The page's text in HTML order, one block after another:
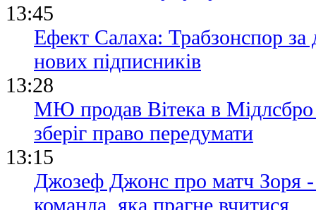
13:45
Ефект Салаха: Трабзонспор за
нових підписників
13:28
МЮ продав Вітека в Мідлсбро
зберіг право передумати
13:15
Джозеф Джонс про матч Зоря
команда, яка прагне вчитися